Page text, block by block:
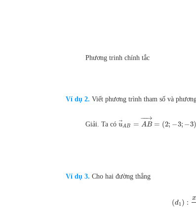
Phương trinh chính tắc
Ví dụ 2. Viết phương trình tham số và
Giải. Ta có u ⃗
AB = AB
−→
−
= (2; −3; −3)
Ví dụ 3. Cho hai đường thẳng
(d1) :
x